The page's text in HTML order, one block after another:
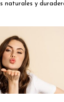
naturales y